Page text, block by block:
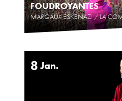
FOUDROYANTES
MARGAUX ESKENAZI / LA
8 Jan.